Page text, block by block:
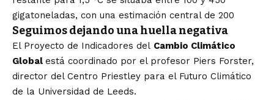
gigatoneladas, con una estimación central de 200
Seguimos dejando una huella negativa
El Proyecto de Indicadores del Cambio Climático
Global está coordinado por el profesor Piers Forster,
director del Centro Priestley para el Futuro Climático
de la Universidad de Leeds.